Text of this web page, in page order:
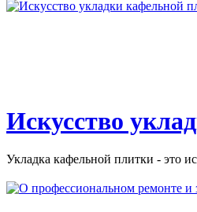
Искусство
Укладка кафельной плитки - это